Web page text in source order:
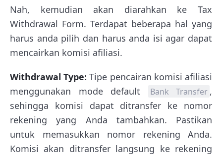
Nah, kemudian akan diarahkan ke Tax
Withdrawal Form. Terdapat beberapa hal yang
harus anda pilih dan harus anda isi agar dapat
mencairkan komisi afiliasi.
Withdrawal Type:Tipe pencairan komisi afiliasi
menggunakan mode default
Bank Transfer ,
sehingga komisi dapat ditransfer ke nomor
rekening yang Anda tambahkan. Pastikan
untuk memasukkan nomor rekening Anda.
Komisi akan ditransfer langsung ke rekening